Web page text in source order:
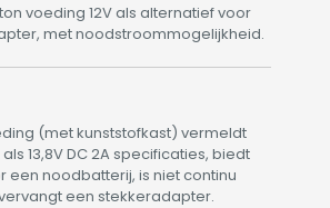
voeding 12V als alternatief voor
met noodstroommogelijkheid.
(met kunststofkast) vermeldt
als 13,8V DC 2A specificaties, biedt
een noodbatterij, is niet continu
een stekkeradapter.